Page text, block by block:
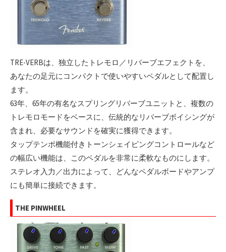
TRE-VERBは、独立したトレモロ／リバーブエフェクトを、
あなたの足元にコンパクトで使いやすいペダルとして配置し
ます。
63年、65年の有名なスプリングリバーブユニットと、複数の
トレモロモードをベースに、伝統的なリバーブボイシングが
含まれ、必要なサウンドを確実に獲得できます。
タップテンポ機能付きトーンシェイピングコントロールなど
の幅広い機能は、このペダルを非常に柔軟なものにします。
ステレオ入力／出力によって、どんなペダルボードやアンプ
にも簡単に接続できます。
THE PINWHEEL